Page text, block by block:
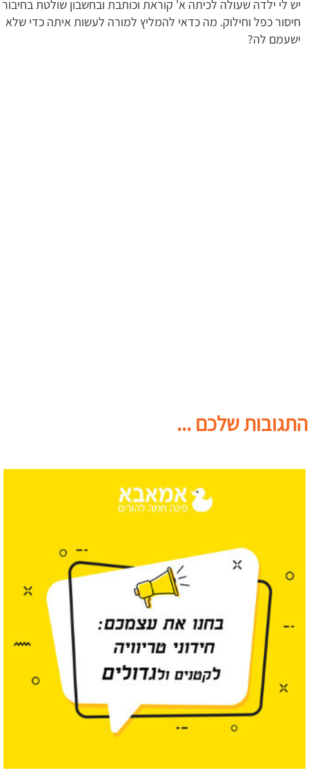
יש לי ילדה שעולה לכיתה א' קוראת וכותבת ובחשבון שולטת בחיבור
חיסור כפל וחילוק. מה כדאי להמליץ למורה לעשות איתה כדי שלא
ישעמם לה?
התגובות שלכם ...